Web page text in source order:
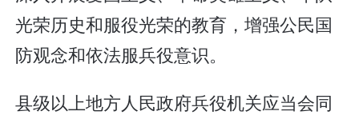
光荣历史和服役光荣的教育，增强公民国
防观念和依法服兵役意识。
县级以上地方人民政府兵役机关应当会同